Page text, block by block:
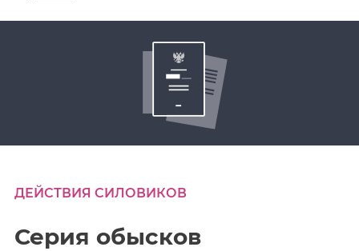
ДЕЙСТВИЯ СИЛОВИКОВ
Серия обысков